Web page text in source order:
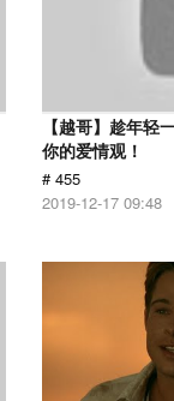
【越哥】趁年轻
你的爱情观！
# 455
2019-12-17 09:48